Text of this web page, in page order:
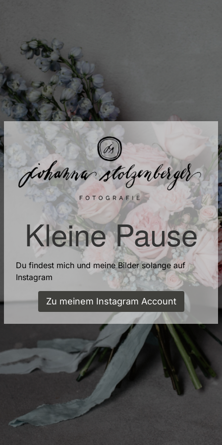
Kleine Pause
Du findest mich und meine Bilder solange auf
Instagram
Zu meinem Instagram Account